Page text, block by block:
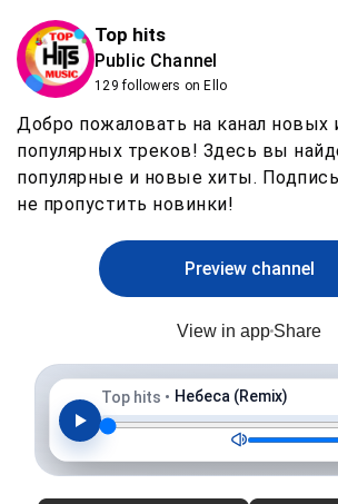
Top hits
Public Channel
129 followers on Ello
Добро пожаловать на канал новых
популярных треков! Здесь вы
популярные и новые хиты.
не пропустить новинки!
Preview channel
View in app Share
Top hits • Небеса (Remix)